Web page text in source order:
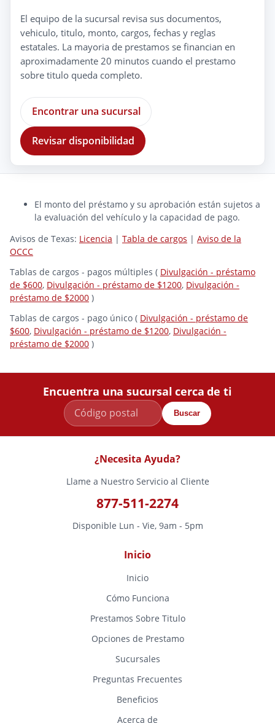
El equipo de la sucursal revisa sus documentos,
vehiculo, titulo, monto, cargos, fechas y reglas
estatales. La mayoria de prestamos se financian en
aproximadamente 20 minutos cuando el prestamo
sobre titulo queda completo.
Encontrar una sucursal
Revisar disponibilidad
El monto del préstamo y su aprobación están sujetos a
la evaluación del vehículo y la capacidad de pago.
Avisos de Texas: Licencia | Tabla de cargos | Aviso de la
OCCC
Tablas de cargos - pagos múltiples ( Divulgación - préstamo
de $600, Divulgación - préstamo de $1200, Divulgación -
préstamo de $2000 )
Tablas de cargos - pago único ( Divulgación - préstamo de
$600, Divulgación - préstamo de $1200, Divulgación -
préstamo de $2000 )
Encuentra una sucursal cerca de ti
Buscar
¿Necesita Ayuda?
Llame a Nuestro Servicio al Cliente
877-511-2274
Disponible Lun - Vie, 9am - 5pm
Inicio
Inicio
Cómo Funciona
Prestamos Sobre Titulo
Opciones de Prestamo
Sucursales
Preguntas Frecuentes
Beneficios
Acerca de